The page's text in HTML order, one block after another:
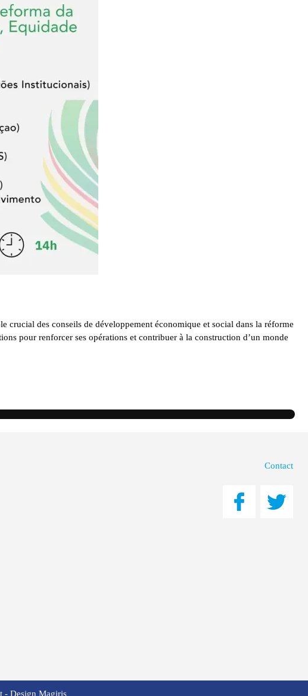
crucial des conseils de développement économique et social dans la réforme
pour renforcer ses opérations et contribuer à la construction d’un monde
Contact
- Design Magiris